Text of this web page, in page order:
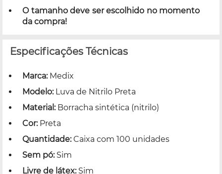
O tamanho deve ser escolhido no momento
da compra!
Especificações Técnicas
Marca: Medix
Modelo: Luva de Nitrilo Preta
Material: Borracha sintética (nitrilo)
Cor: Preta
Quantidade:Caixa com 100 unidades
Sem pó:Sim
Livre de látex: Sim